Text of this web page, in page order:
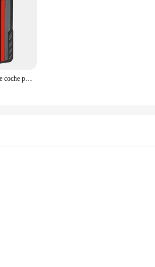
Arrancador de batería de coche portátil, dispositivo de arranque de 12000mAh, 600A, 12V